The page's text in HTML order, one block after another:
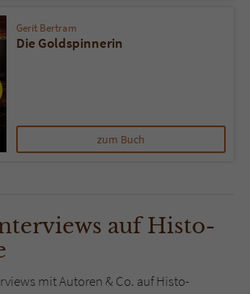
Gerit Bertram
Die Goldspinnerin
zum Buch
auf Histo-
mit Autoren & Co. auf Histo-